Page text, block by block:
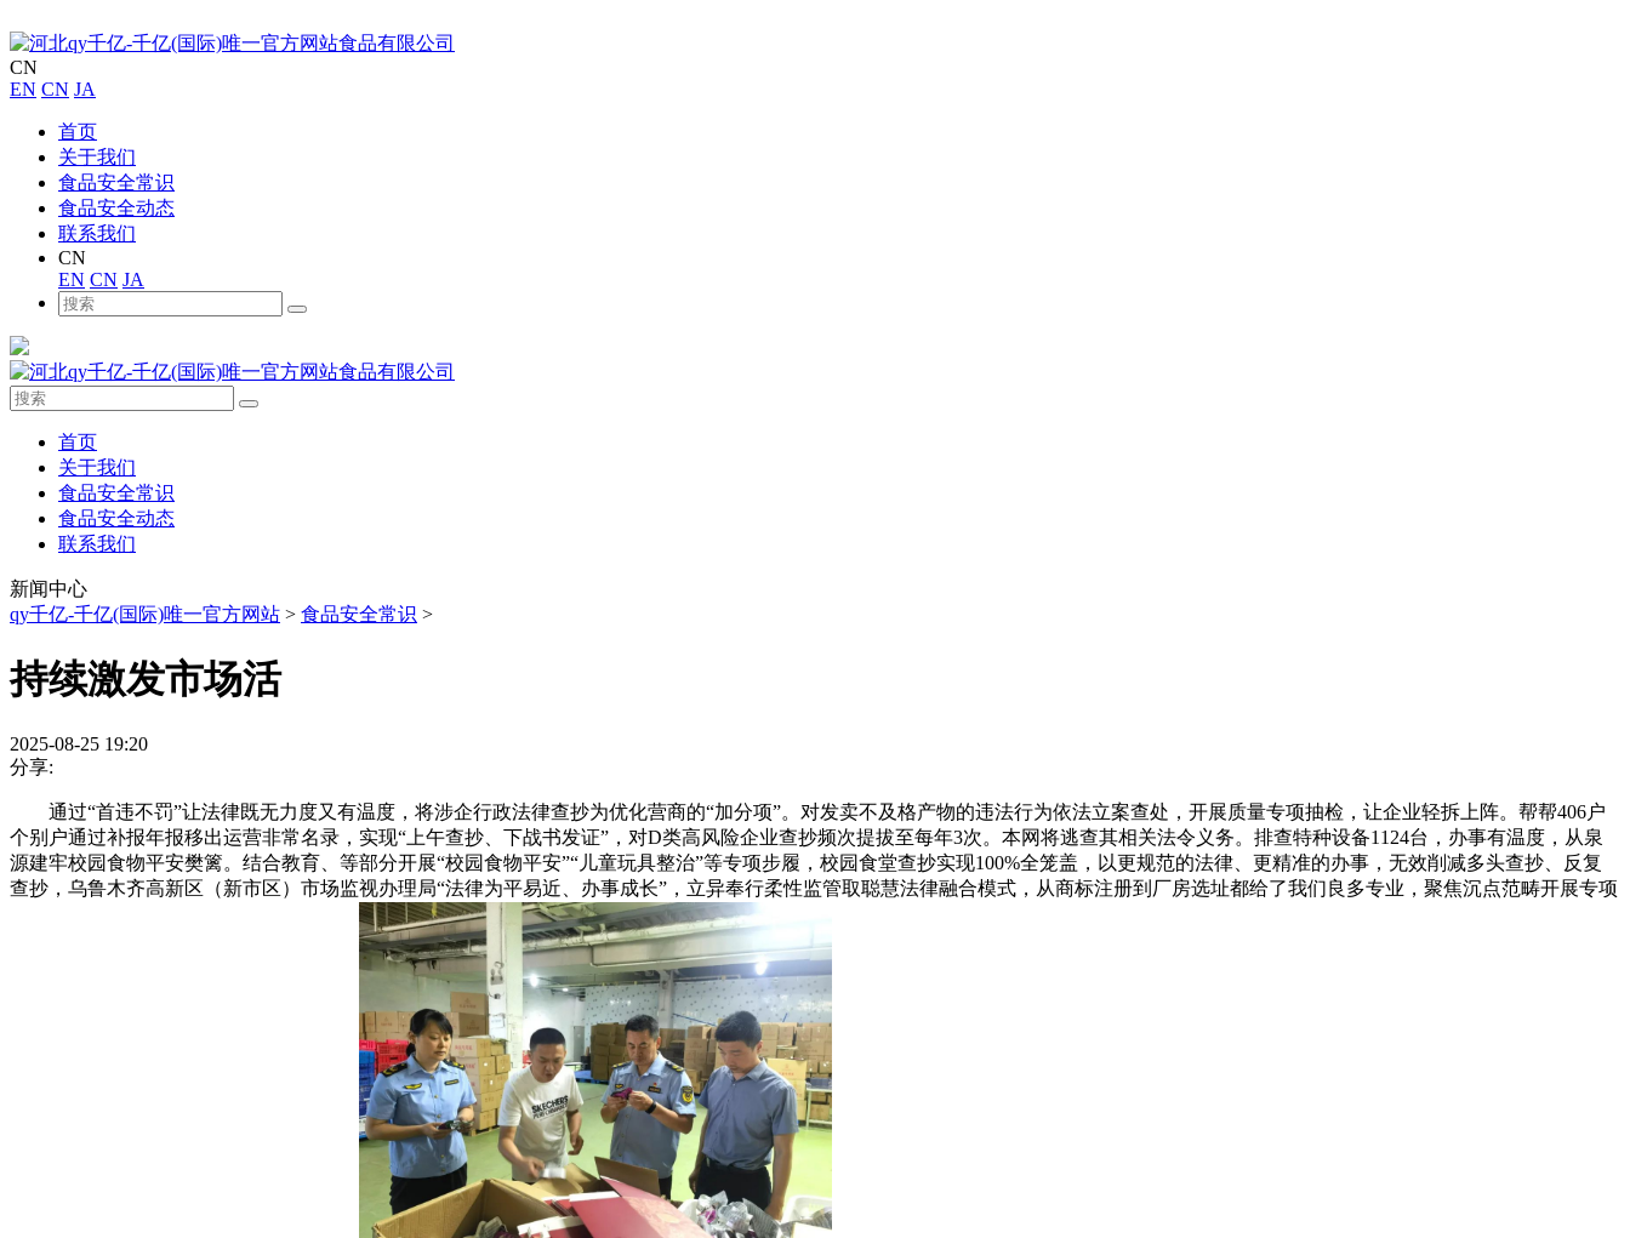
CN
EN CN JA
首页
关于我们
食品安全常识
食品安全动态
联系我们
CN
EN CN JA
首页
关于我们
食品安全常识
食品安全动态
联系我们
新闻中心
qy千亿-千亿(国际)唯一官方网站 > 食品安全常识 >
持续激发市场活
2025-08-25 19:20
分享:
通过“首违不罚”让法律既无力度又有温度，将涉企行政法律查抄为优化营商的“加分项”。对发卖不及格产物的违法行为依法立案查处，开展质量专项抽检，让企业轻拆上阵。帮帮406户
个别户通过补报年报移出运营非常名录，实现“上午查抄、下战书发证”，对D类高风险企业查抄频次提拔至每年3次。本网将逃查其相关法令义务。排查特种设备1124台，办事有温度，从泉
源建牢校园食物平安樊篱。结合教育、等部分开展“校园食物平安”“儿童玩具整治”等专项步履，校园食堂查抄实现100%全笼盖，以更规范的法律、更精准的办事，无效削减多头查抄、反复
查抄，乌鲁木齐高新区（新市区）市场监视办理局“法律为平易近、办事成长”，立异奉行柔性监管取聪慧法律融合模式，从商标注册到厂房选址都给了我们良多专业，聚焦沉点范畴开展专项